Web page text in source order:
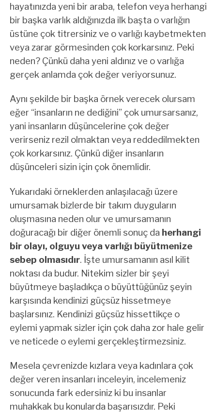
hayatınızda yeni bir araba, telefon veya herhangi
bir başka varlık aldığınızda ilk başta o varlığın
üstüne çok titrersiniz ve o varlığı kaybetmekten
veya zarar görmesinden çok korkarsınız. Peki
neden? Çünkü daha yeni aldınız ve o varlığa
gerçek anlamda çok değer veriyorsunuz.
Aynı şekilde bir başka örnek verecek olursam
eğer “insanların ne dediğini” çok umursarsanız,
yani insanların düşüncelerine çok değer
verirseniz rezil olmaktan veya reddedilmekten
çok korkarsınız. Çünkü diğer insanların
düşünceleri sizin için çok önemlidir.
Yukarıdaki örneklerden anlaşılacağı üzere
umursamak bizlerde bir takım duyguların
oluşmasına neden olur ve umursamanın
doğuracağı bir diğer önemli sonuç da herhangi
bir olayı, olguyu veya varlığı büyütmenize
sebep olmasıdır. İşte umursamanın asıl kilit
noktası da budur. Nitekim sizler bir şeyi
büyütmeye başladıkça o büyüttüğünüz şeyin
karşısında kendinizi güçsüz hissetmeye
başlarsınız. Kendinizi güçsüz hissettikçe o
eylemi yapmak sizler için çok daha zor hale gelir
ve neticede o eylemi gerçekleştirmezsiniz.
Mesela çevrenizde kızlara veya kadınlara çok
değer veren insanları inceleyin, incelemeniz
sonucunda fark edersiniz ki bu insanlar
muhakkak bu konularda başarısızdır. Peki